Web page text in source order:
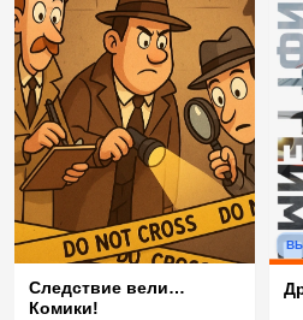
Следствие вели…
Комики!